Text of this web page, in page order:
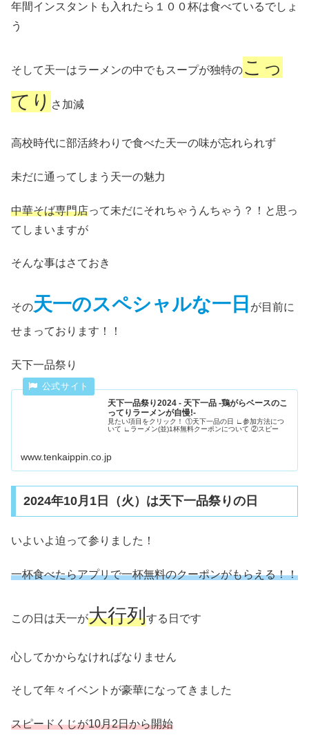
年間インスタントも入れたら１００杯は食べているでしょ
う
そして天一はラーメンの中でもスープが独特のこっ
てり さ加減
高校時代に部活終わりで食べた天一の味が忘れられず
未だに通ってしまう天一の魅力
中華そば専門店って未だにそれちゃうんちゃう？！と思っ
てしまいますが
そんな事はさておき
その天一のスペシャルな一日 が目前に
せまっております！！
天下一品祭り
天下一品祭り2024 - 天下一品 -鶏がらベースのこ
ってりラーメンが自慢!-
見たい項目をクリック！ ①天下一品の日 ∟参加方法につ
いて ∟ラーメン(並)1杯無料クーポンについて ②スピー
www.tenkaippin.co.jp
2024年10月1日（火）は天下一品祭りの日
いよいよ迫って参りました！
一杯食べたらアプリで一杯無料のクーポンがもらえる！！
この日は天一が大行列する日です
心してかからなければなりません
そして年々イベントが豪華になってきました
スピードくじが10月2日から開始